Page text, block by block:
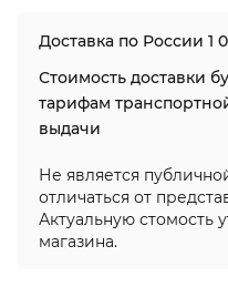
Доставка по России 1
Стоимость доставки
тарифам
выдачи
Не является
отличаться от
Актуальную стомость
магазина.